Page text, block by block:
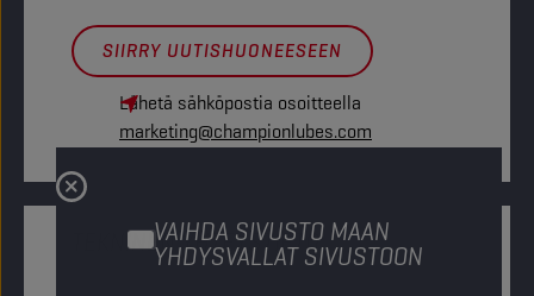
VAIHDA SIVUSTO MAAN
YHDYSVALLAT SIVUSTOON
SIIRRY UUTISHUONEESEEN
Lähetä sähköpostia osoitteella
marketing@championlubes.com
TEKNINEN YHTEYSTIETO